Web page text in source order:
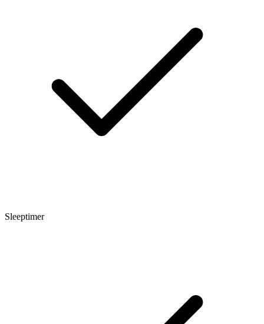
Sleeptimer